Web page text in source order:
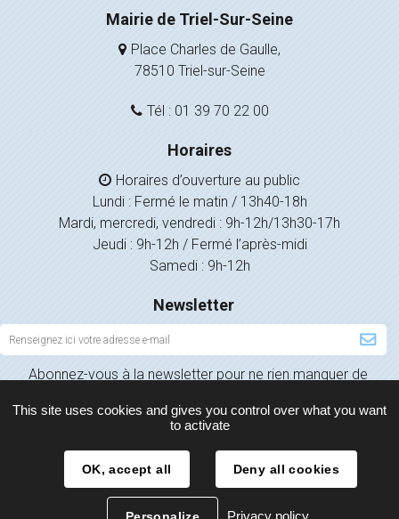
Mairie de Triel-Sur-Seine
Place Charles de Gaulle,
78510 Triel-sur-Seine
Tél : 01 39 70 22 00
Horaires
Horaires d’ouverture au public
Lundi : Fermé le matin / 13h40-18h
Mardi, mercredi, vendredi : 9h-12h/13h30-17h
Jeudi : 9h-12h / Fermé l’après-midi
Samedi : 9h-12h
Newsletter
Inscription
à
la
Abonnez-vous à la newsletter pour ne rien manquer de
Mentions légales Politique de confidentialité
This site uses cookies and gives you control over what you want
to activate
OK, accept all Deny all cookies
Privacy policy